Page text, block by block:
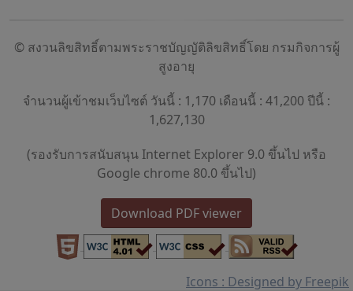
© สงวนลิขสิทธิ์ตามพระราชบัญญัติลิขสิทธิ์โดย กรมกิจการผู้
สูงอายุ
จำนวนผู้เข้าชมเว็บไซต์ วันนี้ : 1,170 เดือนนี้ : 41,200 ปีนี้ :
1,627,130
(รองรับการสนับสนุน Internet Explorer 9.0 ขึ้นไป หรือ
Google chrome 80.0 ขึ้นไป)
Download PDF viewer
Icons : Designed by Freepik